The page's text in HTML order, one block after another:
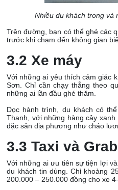
Nhiều du khách trong và
Trên đường, bạn có thể ghé các
trước khi chạm đến không gian
3.2 Xe máy
Với những ai yêu thích cảm giác
Sơn. Chỉ cần chạy thẳng theo
những ai lần đầu ghé thăm.
Dọc hành trình, du khách có
Thanh, với những hàng cây
đặc sản địa phương như cháo
3.3 Taxi và Grab
Với những ai ưu tiên sự tiện lợi
du khách tin dùng. Chỉ khoảng
200.000 – 250.000 đồng cho xe